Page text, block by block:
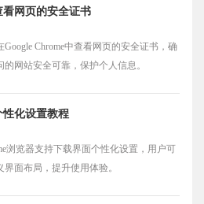
网页的安全证书
Google Chrome中查看网页的安全证书，确
的网站安全可靠，保护个人信息。
性化设置教程
浏览器支持下载界面个性化设置，用户可
界面布局，提升使用体验。